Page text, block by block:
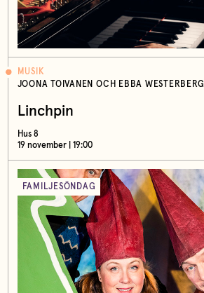
MUSIK
JOONA TOIVANEN OCH EBBA WESTERBERG
Linchpin
Hus 8
19 november | 19:00
FAMILJESÖNDAG